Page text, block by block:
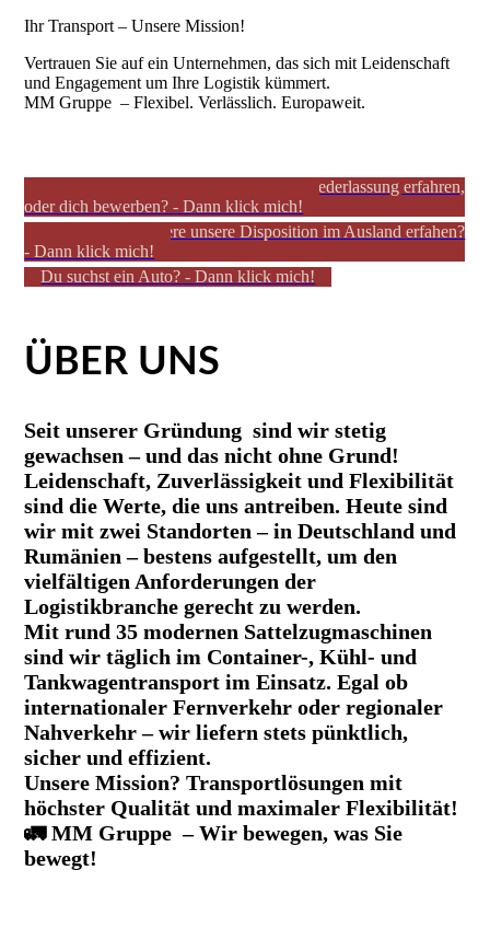
Ihr Transport – Unsere Mission!
Vertrauen Sie auf ein Unternehmen, das sich mit Leidenschaft
und Engagement um Ihre Logistik kümmert.
MM Gruppe – Flexibel. Verlässlich. Europaweit.
Du willst mehr über unsere Deutsche Niederlassung erfahren,
oder dich bewerben? - Dann klick mich!
Du willst mehr übere unsere Disposition im Ausland erfahen?
- Dann klick mich!
Du suchst ein Auto? - Dann klick mich!
ÜBER UNS
Seit unserer Gründung sind wir stetig
gewachsen – und das nicht ohne Grund!
Leidenschaft, Zuverlässigkeit und Flexibilität
sind die Werte, die uns antreiben. Heute sind
wir mit zwei Standorten – in Deutschland und
Rumänien – bestens aufgestellt, um den
vielfältigen Anforderungen der
Logistikbranche gerecht zu werden.
Mit rund 35 modernen Sattelzugmaschinen
sind wir täglich im Container-, Kühl- und
Tankwagentransport im Einsatz. Egal ob
internationaler Fernverkehr oder regionaler
Nahverkehr – wir liefern stets pünktlich,
sicher und effizient.
Unsere Mission? Transportlösungen mit
höchster Qualität und maximaler Flexibilität!
🚛 MM Gruppe – Wir bewegen, was Sie
bewegt!